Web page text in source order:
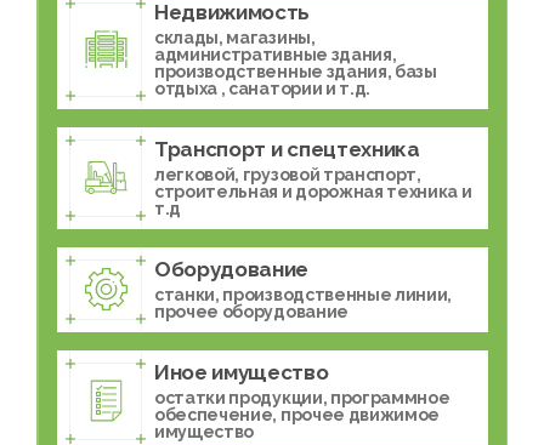
Недвижимость
склады, магазины,
административные здания,
производственные здания, базы
отдыха , санатории и т.д.
Транспорт и спецтехника
легковой, грузовой транспорт,
строительная и дорожная техника и
т.д
Оборудование
станки, производственные линии,
прочее оборудование
Иное имущество
остатки продукции, программное
обеспечение, прочее движимое
имущество